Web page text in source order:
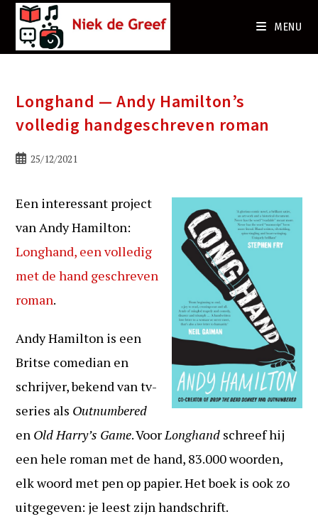
MENU
Longhand — Andy Hamilton’s
volledig handgeschreven roman
Bericht25/12/2021
Een interessant project
van Andy Hamilton:
Longhand, een volledig
met de hand geschreven
roman.
Andy Hamilton is een
Britse comedian en
schrijver, bekend van tv-
series als Outnumbered
en Old Harry’s Game. VoorLonghand schreef hij
een hele roman met de hand, 83.000 woorden,
elk woord met pen op papier. Het boek is ook zo
uitgegeven: je leest zijn handschrift.